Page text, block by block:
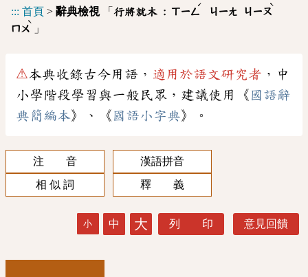
::: 首頁 > 辭典檢視「 行將就木 : ㄒㄧㄥ
ˊ
ㄐㄧㄤ ㄐㄧㄡ
ˋ
ㄇㄨ
ˋ
」
⚠本典收錄古今用語， 適用於語文研究者 ，中
小學階段學習與一般民眾，建議使用《 國語辭
典簡編本》、《 國語小字典》。
注 音
漢語拼音
相 似 詞
釋 義
小 中 大 列 印 意見回饋